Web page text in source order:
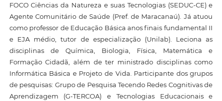
FOCO Ciências da Natureza e suas Tecnologias (SEDUC-CE) e
Agente Comunitário de Saúde (Pref. de Maracanaú). Já atuou
como professor de Educação Básica anos finais fundamental II
e EJA médio, tutor de especialização (Unilab). Leciona as
disciplinas de Química, Biologia, Física, Matemática e
Formação Cidadã, além de ter ministrado disciplinas como
Informática Básica e Projeto de Vida. Participante dos grupos
de pesquisas: Grupo de Pesquisa Tecendo Redes Cognitivas de
Aprendizagem (G-TERCOA) e Tecnologias Educacionais e